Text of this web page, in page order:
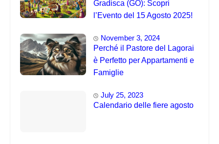
Gradisca (GO): Scopri
l’Evento del 15 Agosto 2025!
November 3, 2024
Perché il Pastore del Lagorai
è Perfetto per Appartamenti e
Famiglie
July 25, 2023
Calendario delle fiere agosto